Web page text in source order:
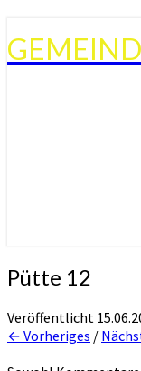
Pütte 12
Veröffentlicht
← Vorheriges /